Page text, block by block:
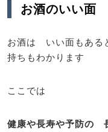
お酒のいい面
お酒は いい面もある
持ちもわかります
ここでは
健康や長寿や予防の